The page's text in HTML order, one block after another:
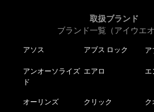
取扱ブランド
ブランド一覧（アイウエオ
アソス アブス ロック ア
アンオーソライズ
ド
エアロ エ
オーリンズ クリック ク